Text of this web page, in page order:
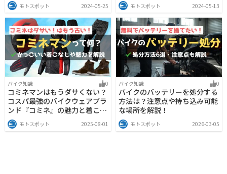
モトスポット 2024-05-25 モトスポット 2024-05-13
バイク知識 0
コミネマンはもうダサくない？
コスパ最強のバイクウェアブラ
ンド『コミネ』の魅力と着こな
し術 モトスポット 2025-08-01
バイク知識 0
バイクのバッテリーを処分する
方法は？注意点や持ち込み可能
な場所を解説！
モトスポット 2026-03-05